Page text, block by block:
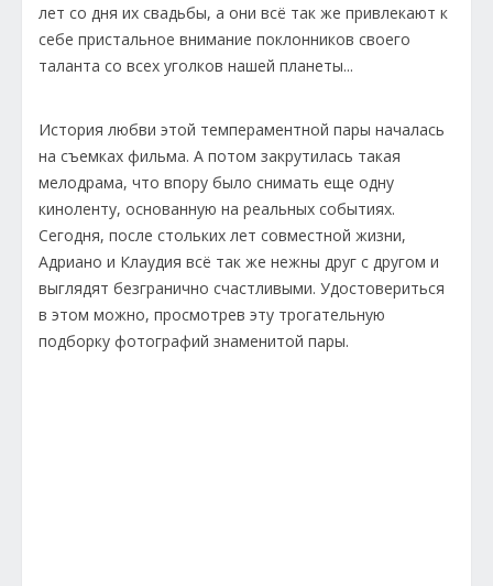
лет со дня их свадьбы, а они всё так же привлекают к
себе пристальное внимание поклонников своего
таланта со всех уголков нашей планеты...
История любви этой темпераментной пары началась
на съемках фильма. А потом закрутилась такая
мелодрама, что впору было снимать еще одну
киноленту, основанную на реальных событиях.
Сегодня, после стольких лет совместной жизни,
Адриано и Клаудия всё так же нежны друг с другом и
выглядят безгранично счастливыми. Удостовериться
в этом можно, просмотрев эту трогательную
подборку фотографий знаменитой пары.